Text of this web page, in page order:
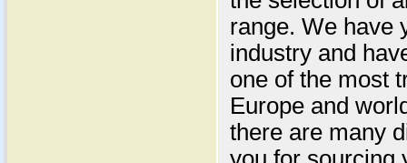
range. We have
industry and
one of the most
Europe and
there are many